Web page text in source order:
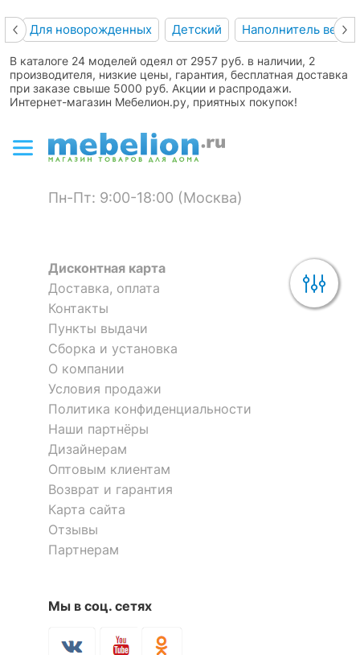
Для новорожденных Детский Наполнитель
В каталоге 24 моделей одеял от 2957 руб. в наличии, 2
производителя, низкие цены, гарантия, бесплатная доставка
при заказе свыше 5000 руб. Акции и распродажи.
Интернет-магазин Мебелион.ру, приятных покупок!
Пн-Пт: 9:00-18:00 (Москва)
Дисконтная карта
Доставка, оплата
Контакты
Пункты выдачи
Сборка и установка
О компании
Условия продажи
Политика конфиденциальности
Наши партнёры
Дизайнерам
Оптовым клиентам
Возврат и гарантия
Карта сайта
Отзывы
Партнерам
Мы в соц. сетях